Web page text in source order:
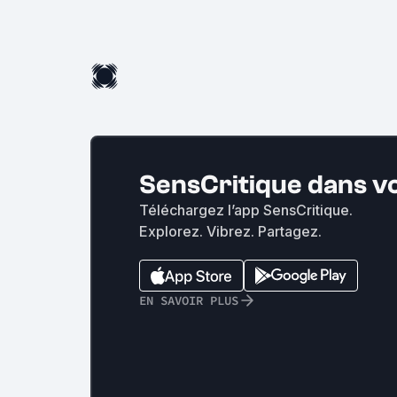
SensCritique dans
Téléchargez l’app SensCritique.
Explorez. Vibrez. Partagez.
EN SAVOIR PLUS